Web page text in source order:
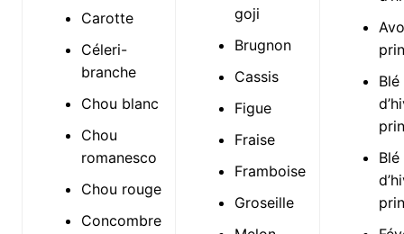
Carotte
Céleri-
branche
Chou blanc
Chou
romanesco
Chou rouge
Concombre
goji
Brugnon
Cassis
Figue
Fraise
Framboise
Groseille